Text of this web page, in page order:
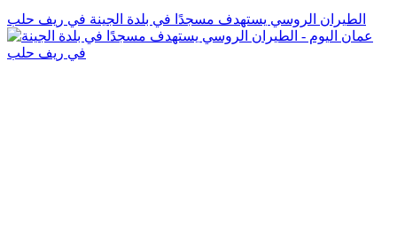
الطيران الروسي يستهدف مسجدًا في بلدة الجينة في ريف حلب